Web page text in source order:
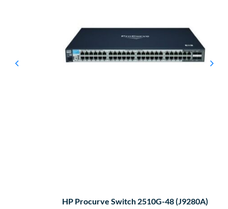
HP Procurve Switch 2510G-48 (J9280A)